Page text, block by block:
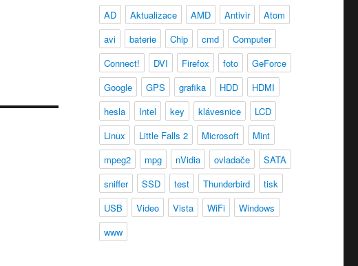
AD Aktualizace AMD Antivir
Atom
avi
baterie Chip cmd
Computer
Connect!
DVI Firefox foto
GeForce
Google
GPS grafika HDD
HDMI
hesla
Intel key klávesnice
LCD
Linux
Little Falls 2 Microsoft
Mint
mpeg2
mpg nVidia ovladače
SATA
sniffer
SSD test Thunderbird
tisk
USB
Video Vista WiFi
Windows
www